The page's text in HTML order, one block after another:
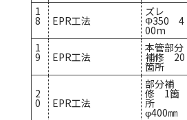
1
8 EPR工法
ズレ
Φ350 4
00m
1
9 EPR工法
本管部分
補修 20
箇所
2
0 EPR工法
部分補
修 1箇
所
φ400㎜